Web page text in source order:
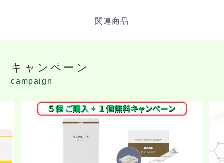
キャンペーン
campaign